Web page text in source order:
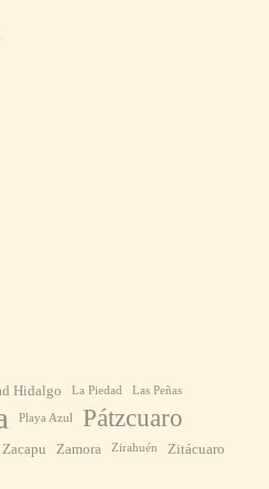
Hidalgo La Piedad Las Peñas
Playa Azul Pátzcuaro
Zacapu Zamora Zirahuén Zitácuaro